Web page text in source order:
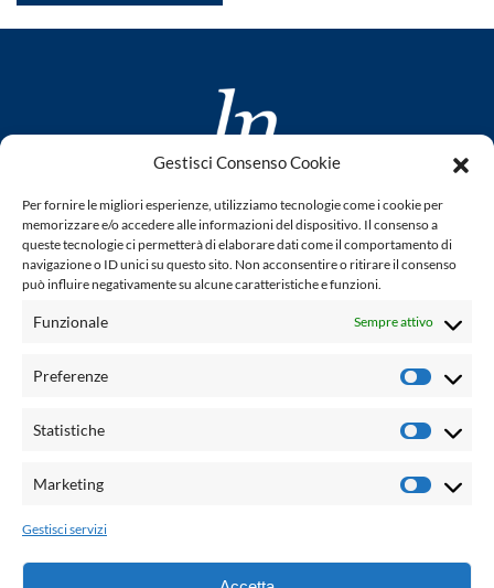
Gestisci Consenso Cookie
Per fornire le migliori esperienze, utilizziamo tecnologie come i cookie per
memorizzare e/o accedere alle informazioni del dispositivo. Il consenso a
queste tecnologie ci permetterà di elaborare dati come il comportamento di
navigazione o ID unici su questo sito. Non acconsentire o ritirare il consenso
può influire negativamente su alcune caratteristiche e funzioni.
Funzionale Sempre attivo
Preferenze
Statistiche
Marketing
Gestisci servizi
www.laletteraturaenoi.it
fondato da Romano Luperini
Questo blog non rappresenta una testata giornalistica in
quanto viene aggiornato senza alcuna periodicità. Non può
legge n° 62 del 7.03.2001. L'autore non è responsabile per
email:
Grafica e web:Salvatore Leto